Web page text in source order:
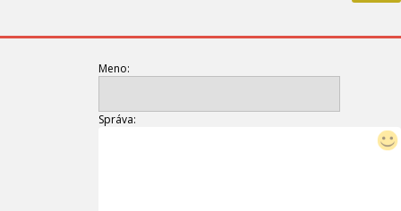
Meno:
Správa: